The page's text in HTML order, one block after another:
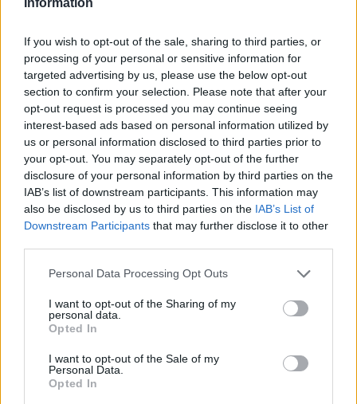
If you wish to opt-out of the sale, sharing to third parties, or
processing of your personal or sensitive information for
targeted advertising by us, please use the below opt-out
section to confirm your selection. Please note that after your
opt-out request is processed you may continue seeing
interest-based ads based on personal information utilized by
us or personal information disclosed to third parties prior to
your opt-out. You may separately opt-out of the further
disclosure of your personal information by third parties on the
IAB’s list of downstream participants. This information may
also be disclosed by us to third parties on the IAB’s List of
Downstream Participants that may further disclose it to other
Personal Data Processing Opt Outs
I want to opt-out of the Sharing of my
personal data.
Opted In
I want to opt-out of the Sale of my
Personal Data.
Opted In
ΔΕΙΤΕ ΕΠΙΣΗΣ
ΣΤΗΝ ΙΔΙΑ ΚΑΤΗΓΟΡΙΑ
Τουρισμός για Όλους
2026‑2027: Ποια ΑΦΜ
υποβάλλουν αιτήσεις σήμερα
(9/8) – Όλα όσα πρέπει να
ξέρετε
ΠΡΙΝ 10 ΏΡΕΣ
Η προθεσμία υποβολής αιτήσεων λήγει
δικαιούχου και την περίοδο διαμονής.
4χρονος στην Πάρο:
Ανθρωποκτονία από αμέλεια
ΠΡΙΝ 10 ΏΡΕΣ